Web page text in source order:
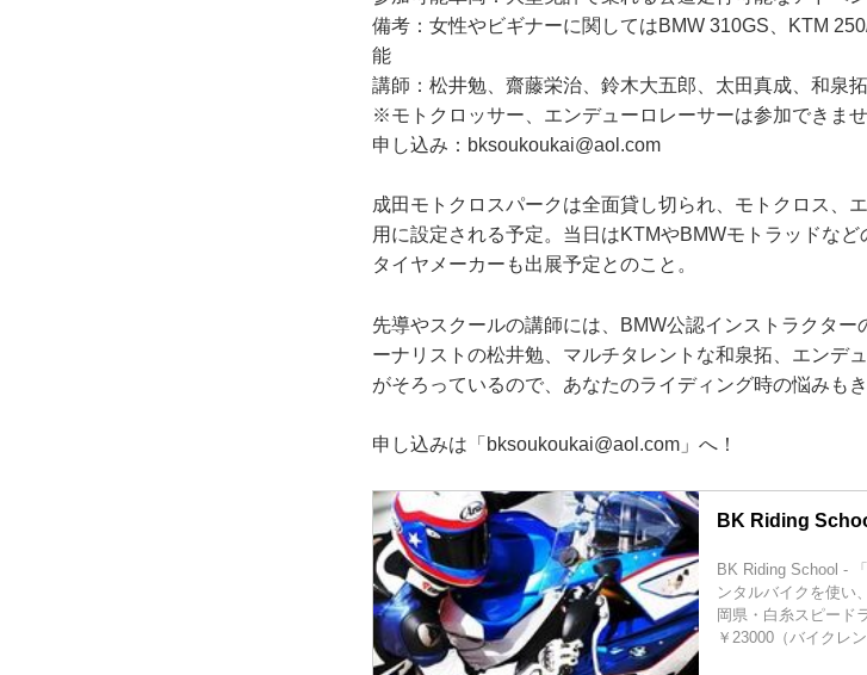
備考：女性やビギナーに関してはBMW 310GS、KTM
能
講師：松井勉、齋藤栄治、鈴木大五郎、太田真成、和泉拓
※モトクロッサー、エンデューロレーサーは参加できま
申し込み：bksoukoukai@aol.com
成田モトクロスパークは全面貸し切られ、モトクロス、
用に設定される予定。当日はKTMやBMWモトラッドな
タイヤメーカーも出展予定とのこと。
先導やスクールの講師には、BMW公認インストラクタ
ーナリストの松井勉、マルチタレントな和泉拓、エンデ
がそろっているので、あなたのライディング時の悩みも
申し込みは「bksoukoukai@aol.com」へ！
BK Riding
BK Riding School -
ンタルバイクを使い
岡県・白糸スピード
￥23000（バイクレ